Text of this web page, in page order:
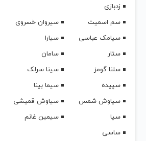
زدبازی
سم اسمیت
سیروان خسروی
سیامک عباسی
سیارا
ستار
سامان
سلنا گومز
سینا سرلک
سپیده
سیما بینا
سیاوش شمس
سیاوش قمیشی
سیا
سیمین غانم
ساسی